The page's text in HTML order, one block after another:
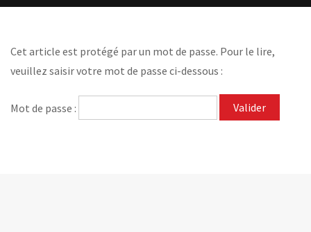
Cet article est protégé par un mot de passe. Pour le lire,
veuillez saisir votre mot de passe ci-dessous :
Mot de passe :